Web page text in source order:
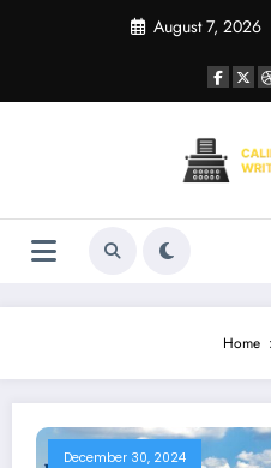
August 7, 2026
Home
December 30, 2024